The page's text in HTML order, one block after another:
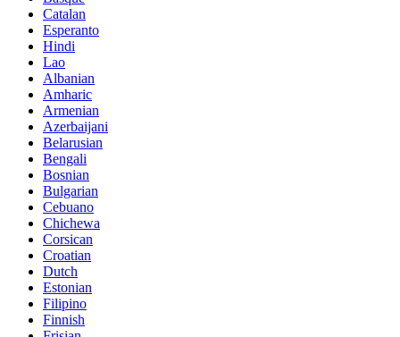
Catalan
Esperanto
Hindi
Lao
Albanian
Amharic
Armenian
Azerbaijani
Belarusian
Bengali
Bosnian
Bulgarian
Cebuano
Chichewa
Corsican
Croatian
Dutch
Estonian
Filipino
Finnish